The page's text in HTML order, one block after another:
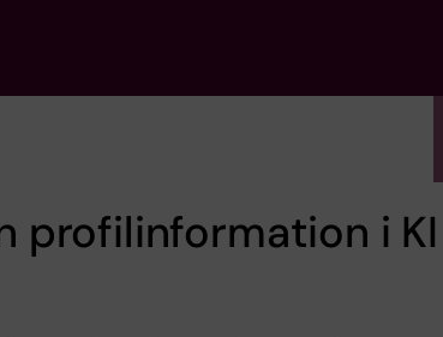
profilinformation i KI